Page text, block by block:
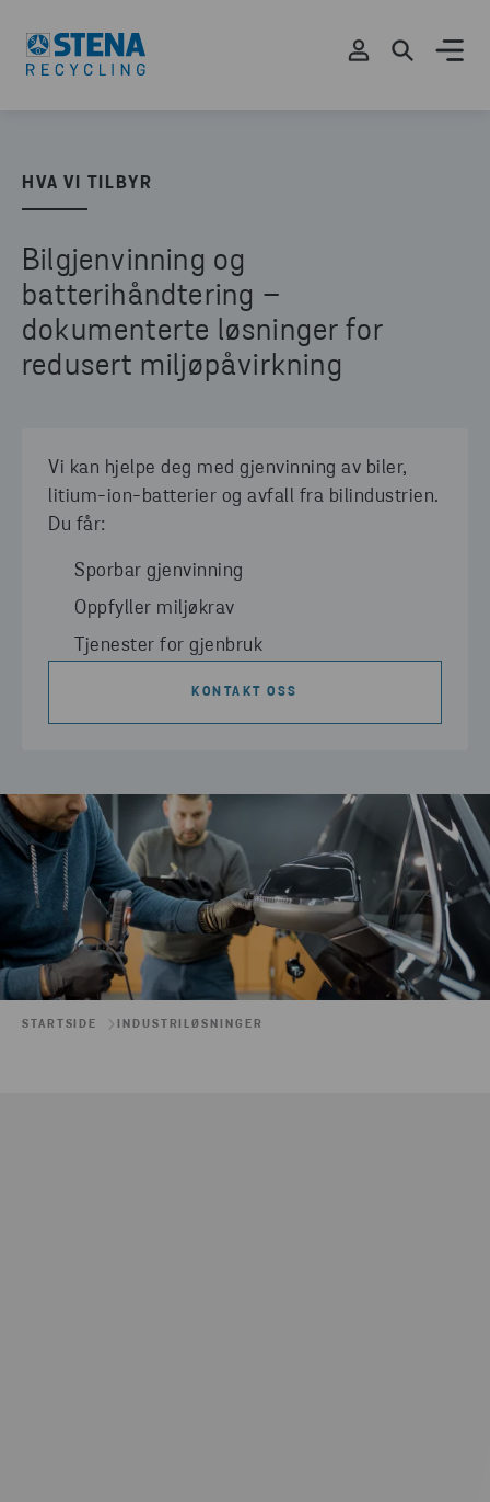
HVA VI TILBYR
Bilgjenvinning og
batterihåndtering –
dokumenterte løsninger for
redusert miljøpåvirkning
Vi kan hjelpe deg med gjenvinning av biler,
litium-ion-batterier og avfall fra bilindustrien.
Du får:
Sporbar gjenvinning
Oppfyller miljøkrav
Tjenester for gjenbruk
KONTAKT OSS
STARTSIDE INDUSTRILØSNINGER